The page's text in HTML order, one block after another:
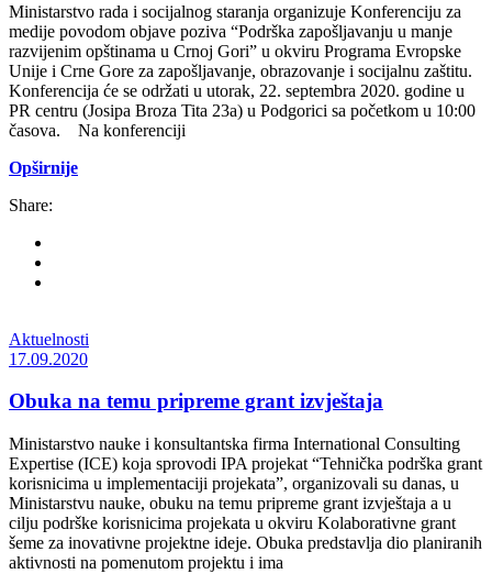
Ministarstvo rada i socijalnog staranja organizuje Konferenciju za
medije povodom objave poziva “Podrška zapošljavanju u manje
razvijenim opštinama u Crnoj Gori” u okviru Programa Evropske
Unije i Crne Gore za zapošljavanje, obrazovanje i socijalnu zaštitu.
Konferencija će se održati u utorak, 22. septembra 2020. godine u
PR centru (Josipa Broza Tita 23a) u Podgorici sa početkom u 10:00
časova. Na konferenciji
Opširnije
Share:
Aktuelnosti
17.09.2020
Obuka na temu pripreme grant izvještaja
Ministarstvo nauke i konsultantska firma International Consulting
Expertise (ICE) koja sprovodi IPA projekat “Tehnička podrška grant
korisnicima u implementaciji projekata”, organizovali su danas, u
Ministarstvu nauke, obuku na temu pripreme grant izvještaja a u
cilju podrške korisnicima projekata u okviru Kolaborativne grant
šeme za inovativne projektne ideje. Obuka predstavlja dio planiranih
aktivnosti na pomenutom projektu i ima